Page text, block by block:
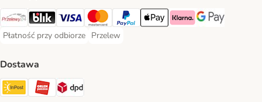
Przelewy24 Payment Method
Blik Payment Method
VISA Payment Method
MasterCard Payment Method
PayPal Payment Method
Apple Pay Payment Method
Klarna Payment Method
Google Pay
Płatność przy odbiorze
Płatność przy odbiorze Payment Method
Przelew
Przelew Payment Method
Dostawa
InPost Shipping Method
ORLEN Paczka. Shipping Method
DPD Shipping Method